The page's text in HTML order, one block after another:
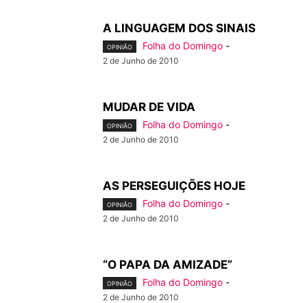
A LINGUAGEM DOS SINAIS
OPINIÃO Folha do Domingo -
2 de Junho de 2010
MUDAR DE VIDA
OPINIÃO Folha do Domingo -
2 de Junho de 2010
AS PERSEGUIÇÕES HOJE
OPINIÃO Folha do Domingo -
2 de Junho de 2010
“O PAPA DA AMIZADE”
OPINIÃO Folha do Domingo -
2 de Junho de 2010